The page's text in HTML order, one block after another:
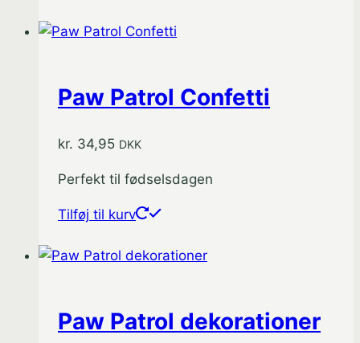
Paw Patrol Confetti
kr. 34,95 DKK
Perfekt til fødselsdagen
Tilføj til kurv
Paw Patrol dekorationer